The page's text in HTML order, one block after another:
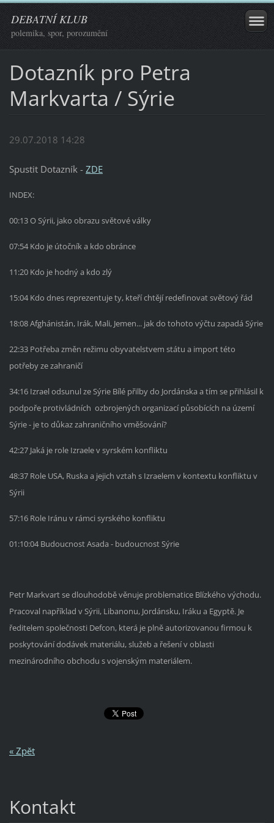
DEBATNÍ KLUB
polemika, spor, porozumění
Dotazník pro Petra
Markvarta / Sýrie
29.07.2018 14:28
Spustit Dotazník - ZDE
INDEX:
00:13 O Sýrii, jako obrazu světové války
07:54 Kdo je útočník a kdo obránce
11:20 Kdo je hodný a kdo zlý
15:04 Kdo dnes reprezentuje ty, kteří chtějí redefinovat světový řád
18:08 Afghánistán, Irák, Mali, Jemen... jak do tohoto výčtu zapadá Sýrie
22:33 Potřeba změn režimu obyvatelstvem státu a import této
potřeby ze zahraničí
34:16 Izrael odsunul ze Sýrie Bílé přilby do Jordánska a tím se přihlásil k
podpoře protivládních ozbrojených organizací působících na území
Sýrie - je to důkaz zahraničního vměšování?
42:27 Jaká je role Izraele v syrském konfliktu
48:37 Role USA, Ruska a jejich vztah s Izraelem v kontextu konfliktu v
Sýrii
57:16 Role Iránu v rámci syrského konfliktu
01:10:04 Budoucnost Asada - budoucnost Sýrie
Petr Markvart se dlouhodobě věnuje problematice Blízkého východu.
Pracoval například v Sýrii, Libanonu, Jordánsku, Iráku a Egyptě. Je
ředitelem společnosti Defcon, která je plně autorizovanou firmou k
poskytování dodávek materiálu, služeb a řešení v oblasti
mezinárodního obchodu s vojenským materiálem.
« Zpět
Kontakt